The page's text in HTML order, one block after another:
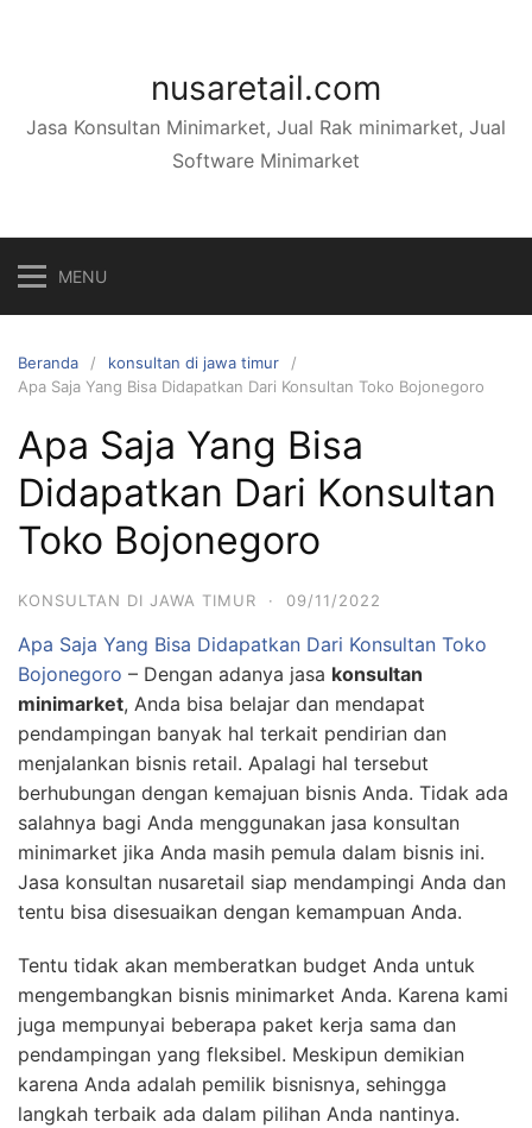
nusaretail.com
Jasa Konsultan Minimarket, Jual Rak minimarket, Jual
Software Minimarket
MENU
Beranda
konsultan di jawa timur
Apa Saja Yang Bisa Didapatkan Dari Konsultan Toko Bojonegoro
Apa Saja Yang Bisa
Didapatkan Dari Konsultan
Toko Bojonegoro
KONSULTAN DI JAWA TIMUR · 09/11/2022
Apa Saja Yang Bisa Didapatkan Dari Konsultan Toko
Bojonegoro – Dengan adanya jasa konsultan
minimarket, Anda bisa belajar dan mendapat
pendampingan banyak hal terkait pendirian dan
menjalankan bisnis retail. Apalagi hal tersebut
berhubungan dengan kemajuan bisnis Anda. Tidak ada
salahnya bagi Anda menggunakan jasa konsultan
minimarket jika Anda masih pemula dalam bisnis ini.
Jasa konsultan nusaretail siap mendampingi Anda dan
tentu bisa disesuaikan dengan kemampuan Anda.
Tentu tidak akan memberatkan budget Anda untuk
mengembangkan bisnis minimarket Anda. Karena kami
juga mempunyai beberapa paket kerja sama dan
pendampingan yang fleksibel. Meskipun demikian
karena Anda adalah pemilik bisnisnya, sehingga
langkah terbaik ada dalam pilihan Anda nantinya.